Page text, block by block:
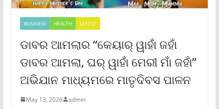
BUSINESS HEALTH LATEST
ଡାବର ଆମଲାର “କେୟାର୍ ୱାହାଁ ଜହାଁ
ଡାବର ଆମଲା, ଘର୍ ୱାହାଁ ମେରୀ ମାଁ ଜହାଁ”
ଅଭିଯାନ ମାଧ୍ୟମରେ ମାତୃଦିବସ ପାଳନ
May 13, 2026 admin